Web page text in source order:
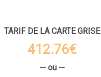
TARIF DE LA CARTE GRISE
412.76€
-- ou --